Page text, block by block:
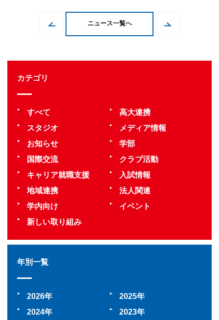
ニュース一覧へ
カテゴリ
すべて
高大連携
スタジオ
メディア情報
お知らせ
学部
国際交流
クラブ活動
キャリア就職支援
入試情報
地域連携
法人関連
学内向け
イベント
新しい取り組み
年別一覧
2026
2025
2024
2023